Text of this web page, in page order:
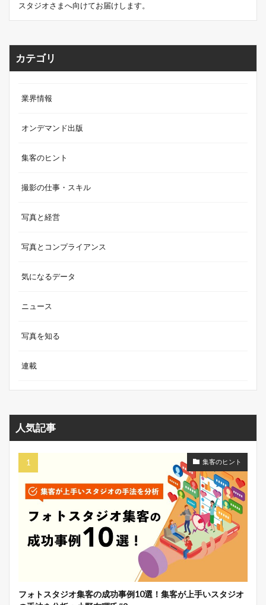
スタジオさまへ向けてお届けします。
カテゴリ
業界情報
オンデマンド出版
集客のヒント
撮影の仕事・スキル
写真と経営
写真とコンプライアンス
気になるデータ
ニュース
写真を知る
連載
人気記事
集客のヒント
フォトスタジオ集客の成功事例10選！集客が上手いスタジオ